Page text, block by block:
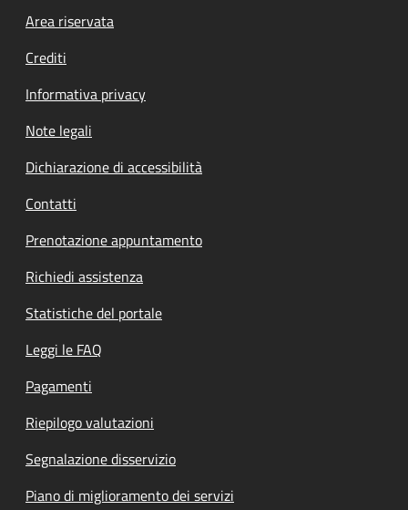
Footer menu
Area riservata
Crediti
Informativa privacy
Note legali
Dichiarazione di accessibilità
Contatti
Prenotazione appuntamento
Richiedi assistenza
Statistiche del portale
Leggi le FAQ
Pagamenti
Riepilogo valutazioni
Segnalazione disservizio
Piano di miglioramento dei servizi